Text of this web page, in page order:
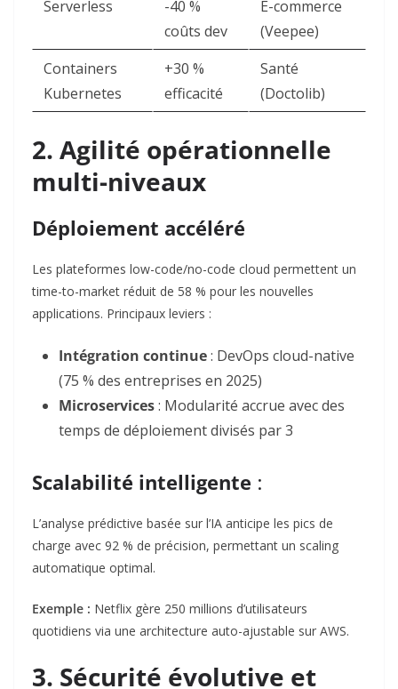
Serverless
-40 %
coûts dev
E-commerce
(Veepee)
Containers
Kubernetes
+30 %
efficacité
Santé
(Doctolib)
2. Agilité opérationnelle
multi-niveaux
Déploiement accéléré
Les plateformes low-code/no-code cloud permettent un
time-to-market réduit de 58 % pour les nouvelles
applications. Principaux leviers :
Intégration continue: DevOps cloud-native
(75 % des entreprises en 2025)
Microservices: Modularité accrue avec des
temps de déploiement divisés par 3
Scalabilité intelligente :
L’analyse prédictive basée sur l’IA anticipe les pics de
charge avec 92 % de précision, permettant un scaling
automatique optimal.
Exemple : Netflix gère 250 millions d’utilisateurs
quotidiens via une architecture auto-ajustable sur AWS.
3. Sécurité évolutive et